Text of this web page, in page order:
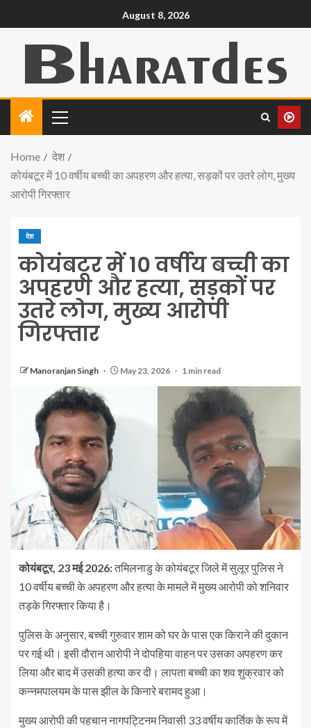
August 8, 2026
Home
देश
कोयंबटूर में 10 वर्षीय बच्ची का अपहरण और हत्या, सड़कों पर उतरे लोग, मुख्य
आरोपी गिरफ्तार
देश
कोयंबटूर में 10 वर्षीय बच्ची का
अपहरण और हत्या, सड़कों पर
उतरे लोग, मुख्य आरोपी
गिरफ्तार
Manoranjan Singh May 23, 2026 1 min read
कोयंबटूर, 23 मई 2026:तमिलनाडु के कोयंबटूर जिले में सुलूर पुलिस ने
10 वर्षीय बच्ची के अपहरण और हत्या के मामले में मुख्य आरोपी को शनिवार
तड़के गिरफ्तार किया है।
पुलिस के अनुसार, बच्ची गुरुवार शाम को घर के पास एक किराने की दुकान
पर गई थी। इसी दौरान आरोपी ने दोपहिया वाहन पर उसका अपहरण कर
लिया और बाद में उसकी हत्या कर दी। लापता बच्ची का शव शुक्रवार को
कन्नमपालयम के पास झील के किनारे बरामद हुआ।
मुख्य आरोपी की पहचान नागपट्टिनम निवासी 33 वर्षीय कार्तिक के रूप में